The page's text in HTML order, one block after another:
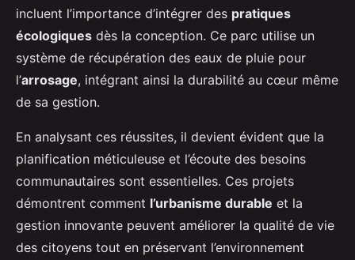
incluent l’importance d’intégrer des pratiques
écologiques dès la conception. Ce parc utilise un
système de récupération des eaux de pluie pour
l’arrosage, intégrant ainsi la durabilité au cœur même
de sa gestion.
En analysant ces réussites, il devient évident que la
planification méticuleuse et l’écoute des besoins
communautaires sont essentielles. Ces projets
démontrent comment l’urbanisme durable et la
gestion innovante peuvent améliorer la qualité de vie
des citoyens tout en préservant l’environnement